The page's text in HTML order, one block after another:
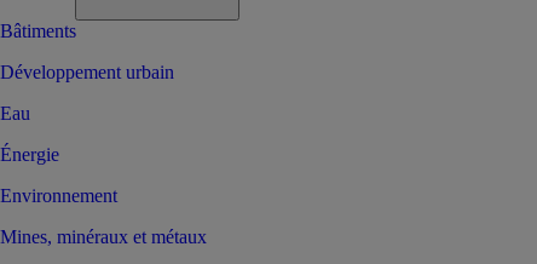
Bâtiments
Développement urbain
Eau
Énergie
Environnement
Mines, minéraux et métaux